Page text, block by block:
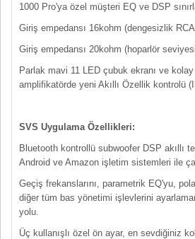
1000 Pro'ya özel müşteri EQ ve DSP
Giriş empedansı 16kohm (dengesizlik
Giriş empedansı 20kohm (hoparlör
Parlak mavi 11 LED çubuk ekranı ve
amplifikatörde yeni Akıllı Özellik kontrolü
SVS Uygulama Özellikleri:
Bluetooth kontrollü subwoofer DSP akıllı
Android ve Amazon işletim sistemleri ile
Geçiş frekanslarını, parametrik EQ'yu,
diğer tüm bas yönetimi işlevlerini
yolu.
Üç kullanışlı özel ön ayar, en sevdiğiniz